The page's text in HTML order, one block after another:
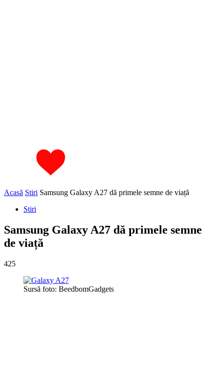
Acasă Stiri Samsung Galaxy A27 dă primele semne de viață
Stiri
Samsung Galaxy A27 dă primele semne
de viață
425
Sursă foto: BeedbomGadgets